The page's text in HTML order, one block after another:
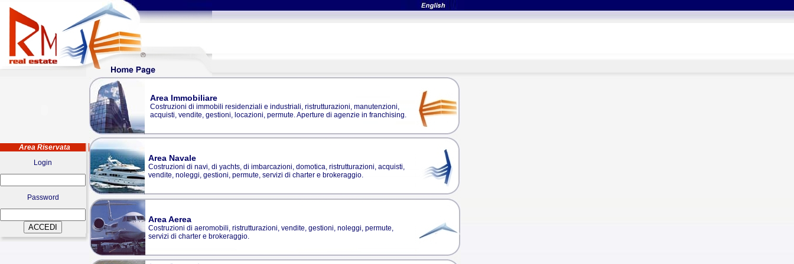
Area Riservata
Login
Password
Area Immobiliare
Costruzioni di immobili residenziali e industriali, ristrutturazioni, manutenzioni,
acquisti, vendite, gestioni, locazioni, permute. Aperture di agenzie in franchising.
Area Navale
Costruzioni di navi, di yachts, di imbarcazioni, domotica, ristrutturazioni, acquisti,
vendite, noleggi, gestioni, permute, servizi di charter e brokeraggio.
Area Aerea
Costruzioni di aeromobili, ristrutturazioni, vendite, gestioni, noleggi, permute,
servizi di charter e brokeraggio.